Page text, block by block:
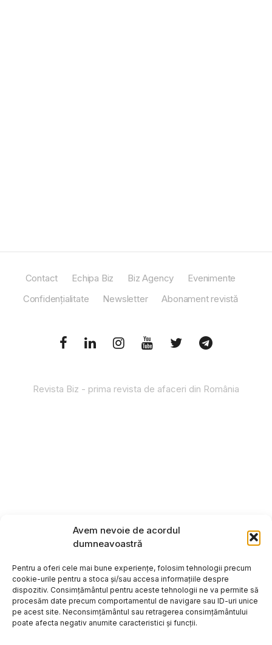
Avem nevoie de acordul
dumneavoastră
Pentru a oferi cele mai bune experiențe, folosim tehnologii precum
cookie-urile pentru a stoca și/sau accesa informațiile despre
dispozitiv. Consimțământul pentru aceste tehnologii ne va permite să
procesăm date precum comportamentul de navigare sau ID-uri unice
pe acest site. Neconsimțământul sau retragerea consimțământului
poate afecta negativ anumite caracteristici și funcții.
Contact Echipa Biz Biz Agency
Evenimente
Confidențialitate
Newsletter Abonament revistă
Revista Biz - prima revista de afaceri din România